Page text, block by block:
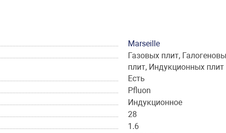
Marseille
Газовых плит,
плит, Индукционных плит
Есть
Pfluon
Индукционное
28
1.6